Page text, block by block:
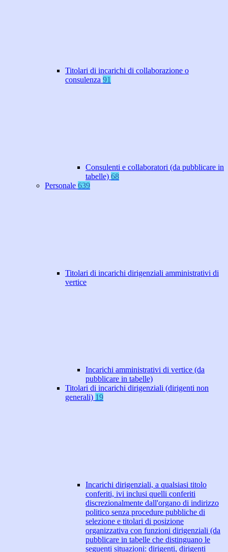
Titolari di incarichi di collaborazione o
consulenza 91
Consulenti e collaboratori (da pubblicare in
tabelle) 68
Personale 639
Titolari di incarichi dirigenziali amministrativi di
vertice
Incarichi amministrativi di vertice (da
pubblicare in tabelle)
Titolari di incarichi dirigenziali (dirigenti non
generali) 19
Incarichi dirigenziali, a qualsiasi titolo
conferiti, ivi inclusi quelli conferiti
discrezionalmente dall'organo di indirizzo
politico senza procedure pubbliche di
selezione e titolari di posizione
organizzativa con funzioni dirigenziali (da
pubblicare in tabelle che distinguano le
seguenti situazioni: dirigenti, dirigenti